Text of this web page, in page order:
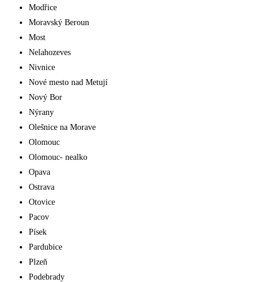
Modřice
Moravský Beroun
Most
Nelahozeves
Nivnice
Nové mesto nad Metují
Nový Bor
Nýrany
Olešnice na Morave
Olomouc
Olomouc- nealko
Opava
Ostrava
Otovice
Pacov
Písek
Pardubice
Plzeň
Podebrady